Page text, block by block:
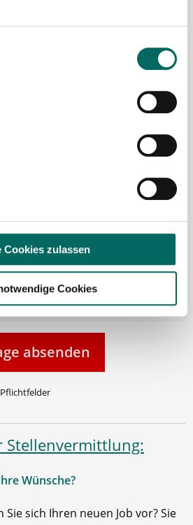
Cookies zulassen
Cookies
der Deutscher
GmbH, 33611 Bielefeld. zu.
den Apotheken-Newsletter
und Apothekenbranche
dass meine Interaktionen
und relevante
für mich bereitgestellt
Im Übrigen habe ich die
gelesen und bin mit
absenden
Stellenvermittlung:
Wünsche?
Sie sich Ihren neuen Job vor? Sie